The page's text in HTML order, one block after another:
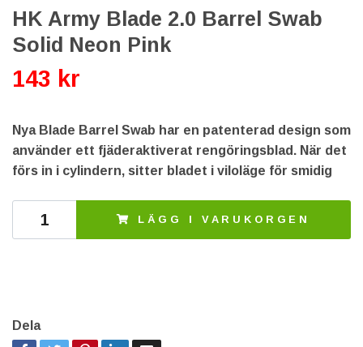
HK Army Blade 2.0 Barrel Swab
Solid Neon Pink
143 kr
Nya Blade Barrel Swab har en patenterad design som
använder ett fjäderaktiverat rengöringsblad. När det
förs in i cylindern, sitter bladet i viloläge för smidig
LÄGG I VARUKORGEN
Dela